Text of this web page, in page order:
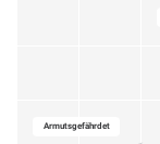
Armutsgefährdet